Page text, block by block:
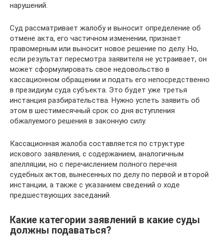
нарушений.
Суд рассматривает жалобу и выносит определение об
отмене акта, его частичном изменении, признает
правомерным или выносит новое решение по делу. Но,
если результат пересмотра заявителя не устраивает, он
может сформулировать свое недовольство в
кассационном обращении и подать его непосредственно
в президиум суда субъекта. Это будет уже третья
инстанция разбирательства. Нужно успеть заявить об
этом в шестимесячный срок со дня вступления
обжалуемого решения в законную силу.
Кассационная жалоба составляется по структуре
искового заявления, с содержанием, аналогичным
апелляции, но с перечислением полного перечня
судебных актов, вынесенных по делу по первой и второй
инстанции, а также с указанием сведений о ходе
предшествующих заседаний.
Какие категории заявлений в какие суды
должны подаваться?